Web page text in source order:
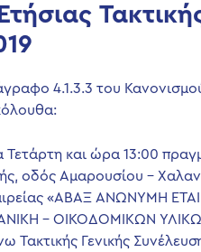
4.1.3.3 του
Τετάρτη και ώρα 13:00
οδός Αμαρουσίου –
«ABAΞ ΑΝΩΝΥΜΗ
– ΟΙΚΟΔΟΜΙΚΩΝ
Τακτικής Γενικής